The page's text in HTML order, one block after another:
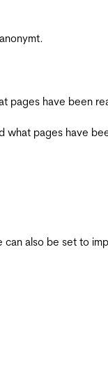
pages have been
what pages have
also be set to